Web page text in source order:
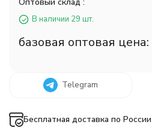
В наличии 29 шт.
базовая оптовая цена:
Telegram
Бесплатная доставка по России